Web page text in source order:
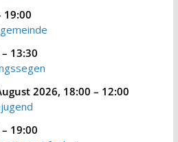
19:00
– 13:30
2026, 18:00 – 12:00
– 19:00